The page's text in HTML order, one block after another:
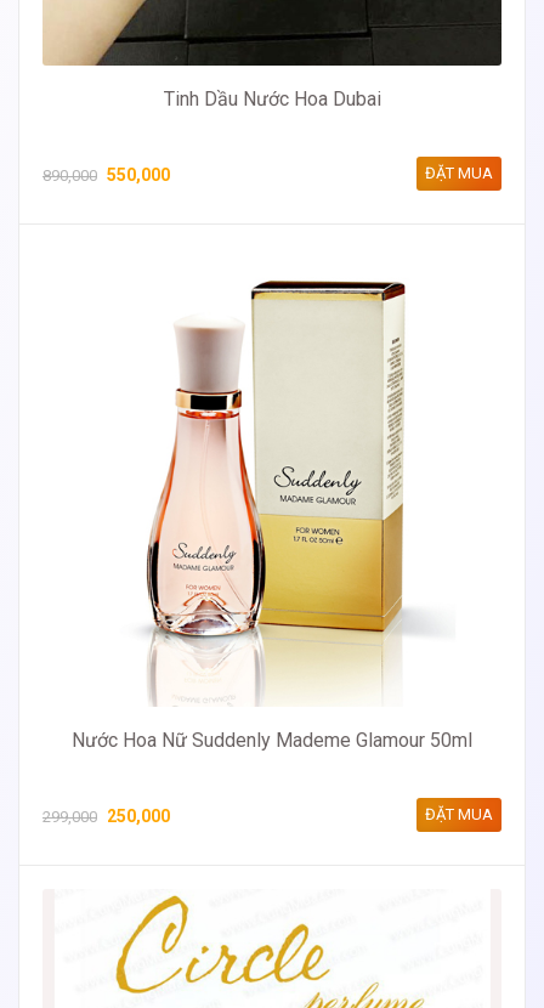
Tinh Dầu Nước Hoa Dubai
890,000 550,000 ĐẶT MUA
Nước Hoa Nữ Suddenly Mademe Glamour 50ml
299,000 250,000 ĐẶT MUA